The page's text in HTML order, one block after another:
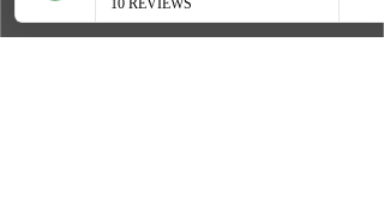
www.epoart.cz , ktorá uverejňuje "tých
najkvalitnejších umelcov...